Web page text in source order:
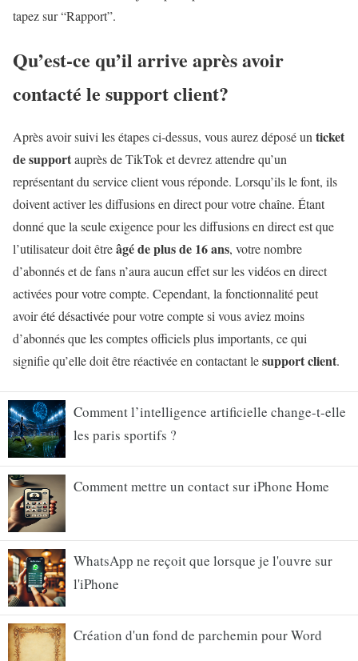
tapez sur “Rapport”.
Qu’est-ce qu’il arrive après avoir
contacté le support client?
Après avoir suivi les étapes ci-dessus, vous aurez déposé unticket
de supportauprès de TikTok et devrez attendre qu’un
représentant du service client vous réponde. Lorsqu’ils le font, ils
doivent activer les diffusions en direct pour votre chaîne. Étant
donné que la seule exigence pour les diffusions en direct est que
l’utilisateur doit êtreâgé de plus de 16 ans, votre nombre
d’abonnés et de fans n’aura aucun effet sur les vidéos en direct
activées pour votre compte. Cependant, la fonctionnalité peut
avoir été désactivée pour votre compte si vous aviez moins
d’abonnés que les comptes officiels plus importants, ce qui
signifie qu’elle doit être réactivée en contactant lesupport client.
Comment l’intelligence artificielle change-t-elle
les paris sportifs ?
Comment mettre un contact sur iPhone Home
WhatsApp ne reçoit que lorsque je l'ouvre sur
l'iPhone
Création d'un fond de parchemin pour Word